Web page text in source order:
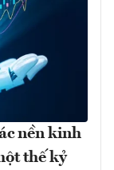
nền kinh
thế kỷ